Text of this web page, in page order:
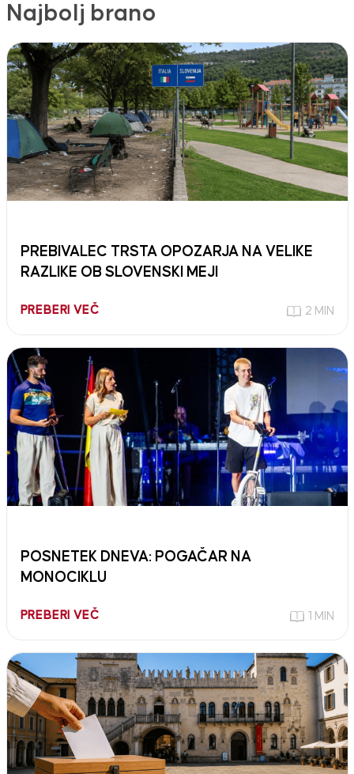
Najbolj brano
PREBIVALEC TRSTA OPOZARJA NA VELIKE
RAZLIKE OB SLOVENSKI MEJI
PREBERI VEČ 2 MIN
POSNETEK DNEVA: POGAČAR NA
MONOCIKLU
PREBERI VEČ 1 MIN